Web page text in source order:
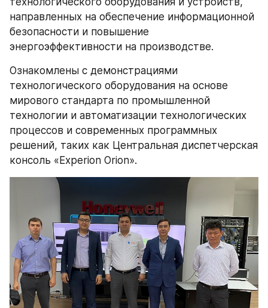
направленных на обеспечение информационной
безопасности и повышение
энергоэффективности на производстве.
Ознакомлены с демонстрациями
технологического оборудования на основе
мирового стандарта по промышленной
технологии и автоматизации технологических
процессов и современных программных
решений, таких как Центральная диспетчерская
консоль «Experion Orion».